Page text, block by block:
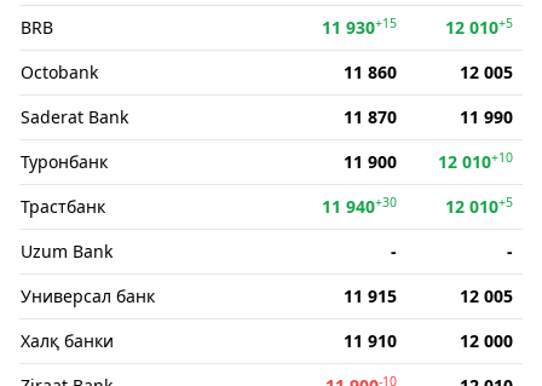
BRB 11 930+15 12 010+5
Octobank 11 860
12 005
Saderat Bank
11 870
11 990
Туронбанк
11 900 12 010+10
Трастбанк 11 940+30 12 010+5
Uzum Bank -
-
Универсал банк
11 915
12 005
Халқ банки
11 910
12 000
-10